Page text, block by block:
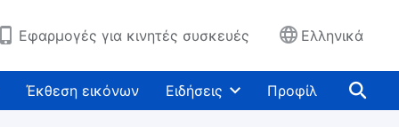
Εφαρμογές για κινητές συσκευές Ελληνικά
Έκθεση εικόνων Ειδήσεις Προφίλ
νουθεσίες»